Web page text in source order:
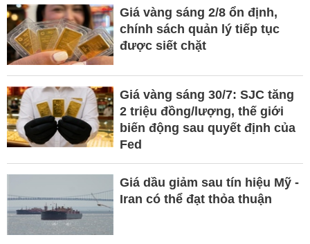
Giá vàng sáng 2/8 ổn định,
chính sách quản lý tiếp tục
được siết chặt
Giá vàng sáng 30/7: SJC tăng
2 triệu đồng/lượng, thế giới
biến động sau quyết định của
Fed
Giá dầu giảm sau tín hiệu Mỹ -
Iran có thể đạt thỏa thuận